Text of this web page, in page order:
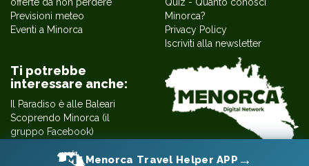
Menorca Travel Helper APP →